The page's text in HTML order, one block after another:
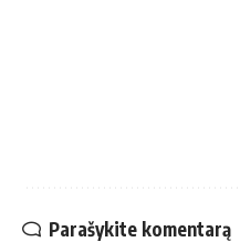
Parašykite komentarą